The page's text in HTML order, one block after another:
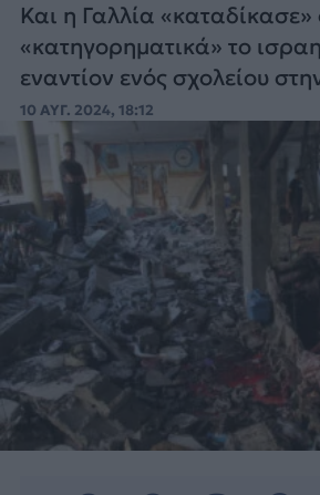
Και η Γαλλία
«κατηγορηματικά» το
εναντίον ενός σχολείου
νεκρούς.
10 ΑΥΓ. 2024, 18:12